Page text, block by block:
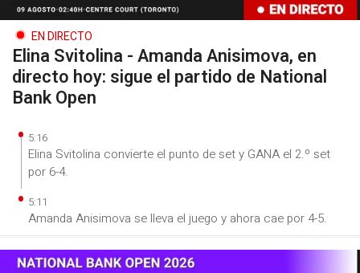
EN DIRECTO
Elina Svitolina - Amanda Anisimova, en
directo hoy: sigue el partido de National
Bank Open
5:16
Elina Svitolina convierte el punto de set y GANA el 2.º set
por 6-4.
5:11
Amanda Anisimova se lleva el juego y ahora cae por 4-5.